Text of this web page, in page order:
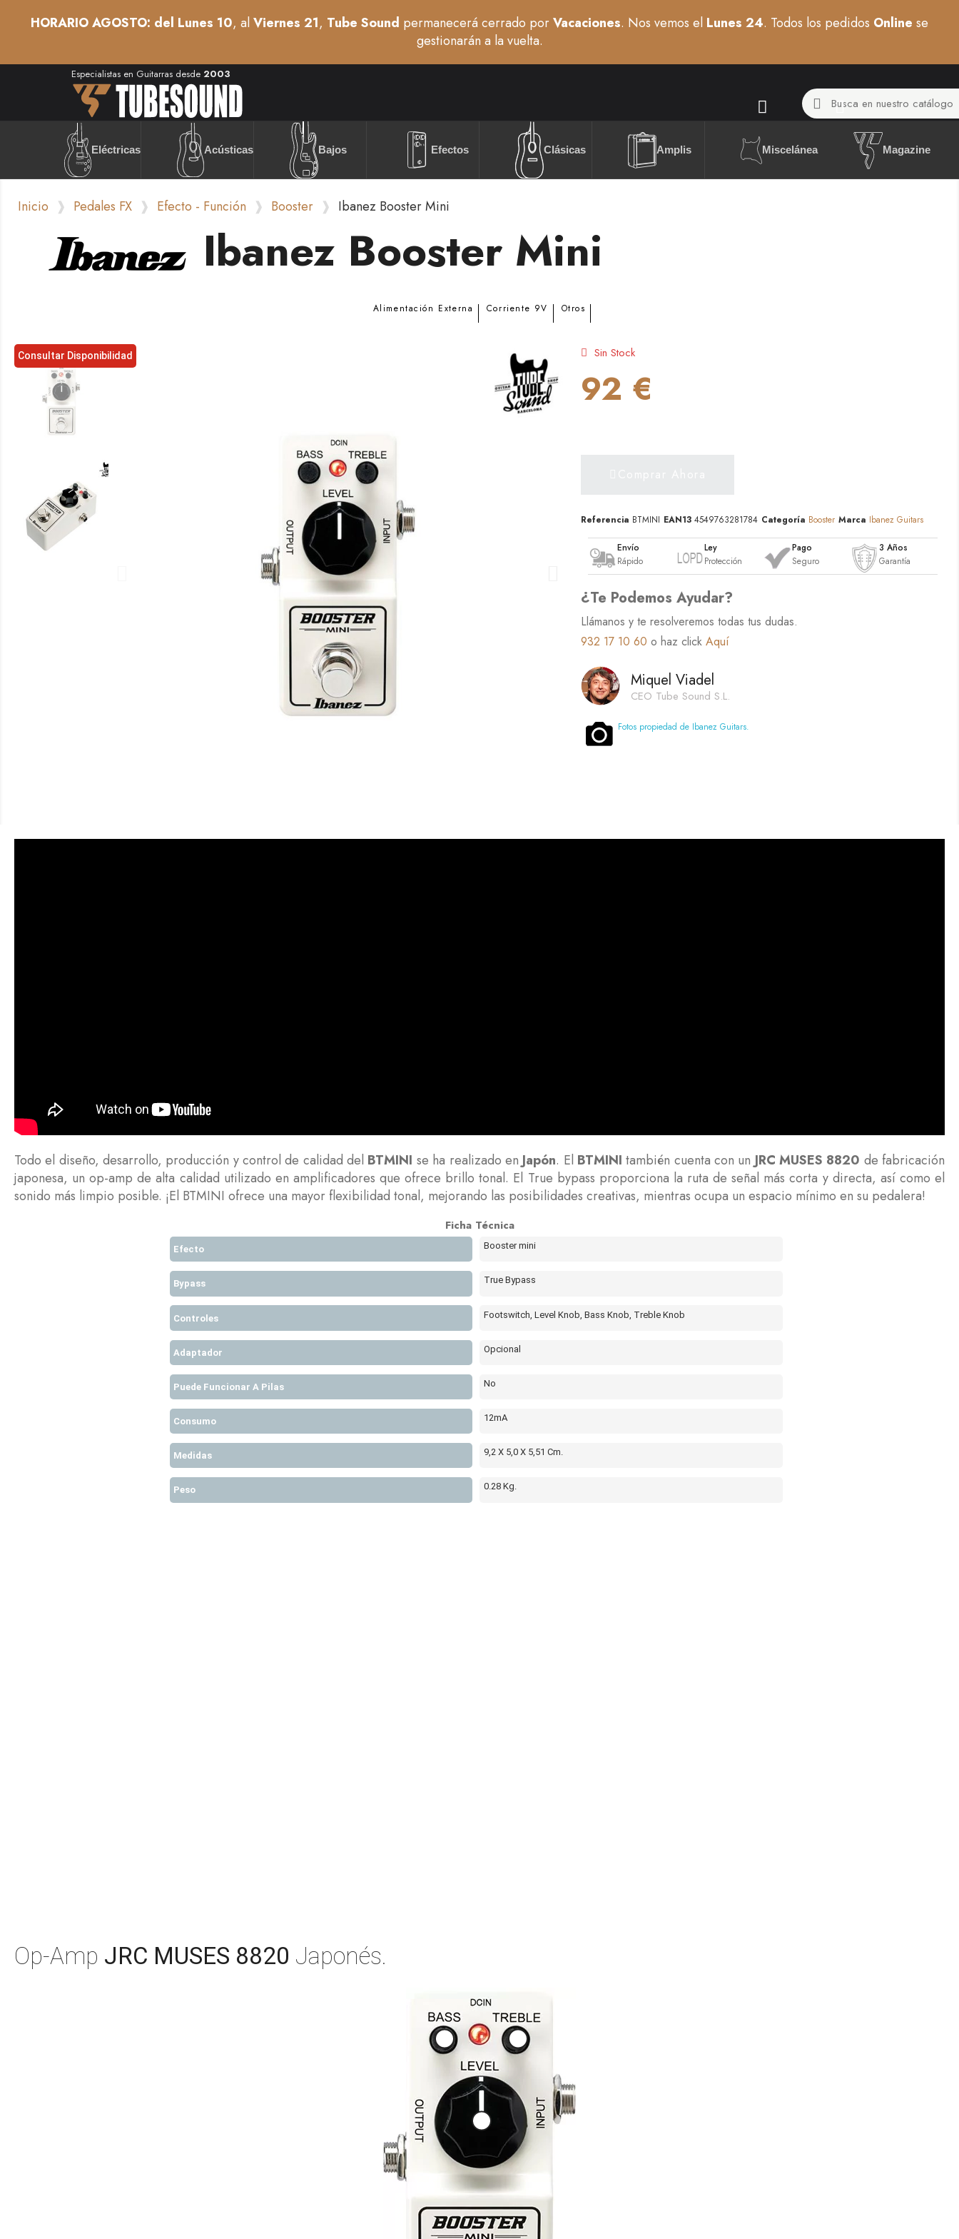
HORARIO AGOSTO: del Lunes 10, alViernes 21, Tube Sound permanecerá cerrado porVacaciones. Nos vemos el Lunes 24. Todos los pedidos Online se
gestionarán a la vuelta.
Especialistas en Guitarras desde 2003
Eléctricas Acústicas Bajos Efectos Clásicas Amplis Miscelánea Magazine
Inicio Pedales FX Efecto - Función Booster Ibanez Booster Mini
Ibanez Booster Mini
Alimentación Externa Corriente 9V Otros
Consultar Disponibilidad Sin Stock
92 €
Referencia BTMINI EAN13 4549763281784 Categoría Booster Marca Ibanez Guitars
Envío
Rápido
Ley
Protección
Pago
Seguro
3 Años
Garantía
¿Te Podemos Ayudar?
Llámanos y te resolveremos todas tus dudas.
932 17 10 60 o haz clickAquí
Miquel Viadel
CEO Tube Sound S.L.
Fotos propiedad de Ibanez Guitars.
Todo el diseño, desarrollo, producción y control de calidad del BTMINI se ha realizado en Japón. El BTMINI también cuenta con un JRC MUSES 8820 de fabricación
japonesa, un op-amp de alta calidad utilizado en amplificadores que ofrece brillo tonal. El True bypass proporciona la ruta de señal más corta y directa, así como el
sonido más limpio posible. ¡El BTMINI ofrece una mayor flexibilidad tonal, mejorando las posibilidades creativas, mientras ocupa un espacio mínimo en su pedalera!
Ficha Técnica
Efecto Booster mini
Bypass True Bypass
Controles Footswitch, Level Knob, Bass Knob, Treble Knob
Adaptador Opcional
Puede Funcionar A Pilas No
Consumo 12mA
Medidas 9,2 X 5,0 X 5,51 Cm.
Peso 0.28 Kg.
Op-Amp JRC MUSES 8820 Japonés.